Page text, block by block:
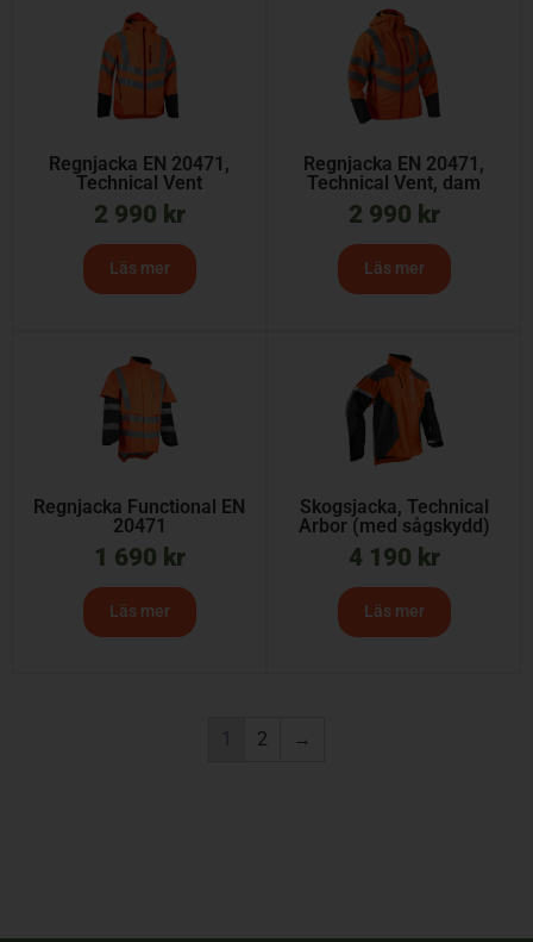
Regnjacka EN 20471,
Technical Vent
2 990 kr
Läs mer
Regnjacka EN 20471,
Technical Vent, dam
2 990 kr
Läs mer
Regnjacka Functional EN
20471
1 690 kr
Läs mer
Skogsjacka, Technical
Arbor (med sågskydd)
4 190 kr
Läs mer
1 2 →